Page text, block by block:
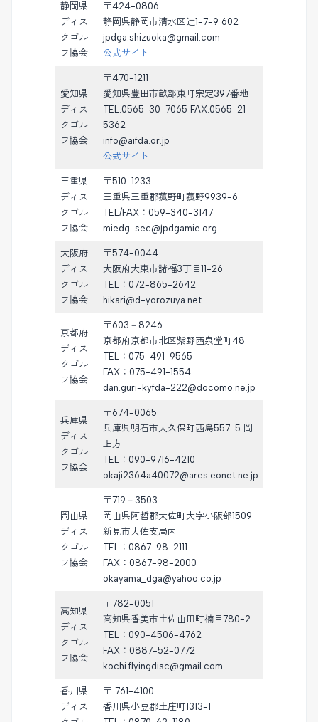
静岡県
ディス
クゴル
フ協会
〒424-0806
静岡県静岡市清水区辻1-7-9 602
jpdga.shizuoka@gmail.com
公式サイト
愛知県
ディス
クゴル
フ協会
〒470-1211
愛知県豊田市畝部東町宗定397番地
TEL:0565-30-7065 FAX:0565-21-
5362
info@aifda.or.jp
公式サイト
三重県
ディス
クゴル
フ協会
〒510-1233
三重県三重郡菰野町菰野9939-6
TEL/FAX：059-340-3147
miedg-sec@jpdgamie.org
大阪府
ディス
クゴル
フ協会
〒574-0044
大阪府大東市諸福3丁目11-26
TEL：072-865-2642
hikari@d-yorozuya.net
京都府
ディス
クゴル
フ協会
〒603－8246
京都府京都市北区紫野西泉堂町48
TEL：075-491-9565
FAX：075-491-1554
dan.guri-kyfda-222@docomo.ne.jp
兵庫県
ディス
クゴル
フ協会
〒674-0065
兵庫県明石市大久保町西島557-5 岡
上方
TEL：090-9716-4210
okaji2364a40072@ares.eonet.ne.jp
岡山県
ディス
クゴル
フ協会
〒719－3503
岡山県阿哲郡大佐町大字小阪部1509
新見市大佐支局内
TEL：0867-98-2111
FAX：0867-98-2000
okayama_dga@yahoo.co.jp
高知県
ディス
クゴル
フ協会
〒782-0051
高知県香美市土佐山田町楠目780-2
TEL：090-4506-4762
FAX：0887-52-0772
kochi.flyingdisc@gmail.com
香川県
ディス
〒 761-4100
香川県小豆郡土庄町1313-1